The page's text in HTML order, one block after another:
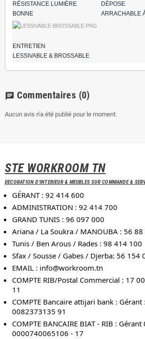
RÉSISTANCE LUMIÈRE
BONNE
DÉPOSE
ARRACHABLE
ENTRETIEN
LESSIVABLE & BROSSABLE
chat Commentaires (0)
Aucun avis n'a été publié pour le moment.
STE WORKROOM TN
DECORATION D'INTERIEUR & MEUBLES SUR COMMANDE &
GÉRANT : 92 414 600
ADMINISTRATION : 92 414 700
GRAND TUNIS : 96 097 000
Ariana / La Soukra / MANOUBA : 56
Tunis / Ben Arous / Rades : 98 414 100
Sfax / Sousse / Gabes / Djerba: 56 154
EMAIL : info@workroom.tn
COMPTE RIB/Postal Commercial : 17
11
COMPTE Bancaire attijari bank : Gérant
0082373135 91
COMPTE BANCAIRE BIAT - RIB :
0000740065106 - 17